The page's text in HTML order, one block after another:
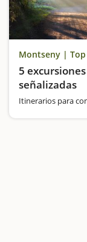
Montseny | Top
5
señalizadas
Itinerarios para